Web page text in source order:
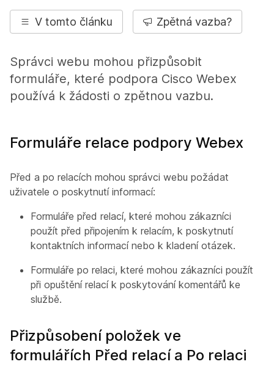
V tomto článku Zpětná vazba?
Správci webu mohou přizpůsobit
formuláře, které podpora Cisco Webex
používá k žádosti o zpětnou vazbu.
Formuláře relace podpory Webex
Před a po relacích mohou správci webu požádat
uživatele o poskytnutí informací:
Formuláře před relací, které mohou zákazníci
použít před připojením k relacím, k poskytnutí
kontaktních informací nebo k kladení otázek.
Formuláře po relaci, které mohou zákazníci použít
při opuštění relací k poskytování komentářů ke
službě.
Přizpůsobení položek ve
formulářích Před relací a Po relaci